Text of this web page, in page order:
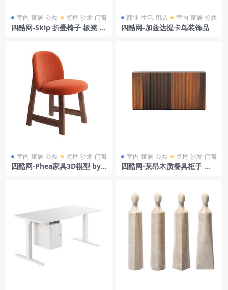
室内-家居-公共 桌椅-沙发-门窗
四酷网-Skip 折叠椅子 板凳 凳
商业-生活-用品 室内-家居-公共
四酷网-加兹达提卡鸟装饰品
室内-家居-公共 桌椅-沙发-门窗
四酷网-Phea家具3D模型 by
室内-家居-公共 桌椅-沙发-门窗
四酷网-莱昂木质餐具柜子 家